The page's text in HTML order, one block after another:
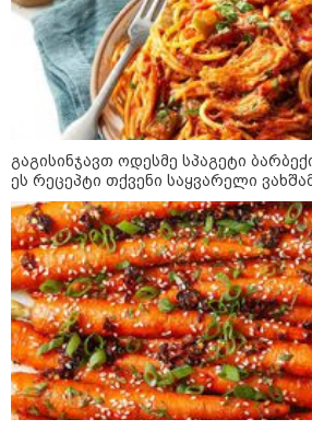
14:09 / 06-08-
დამტკიცდა
რას
12:54 / 06-08-
ტრაგედია
დაიხრჩო
კატეგორიის ყველა სიახლე
გაგისინჯავთ ოდესმე სპაგეტი
ეს რეცეპტი თქვენი საყვარელი